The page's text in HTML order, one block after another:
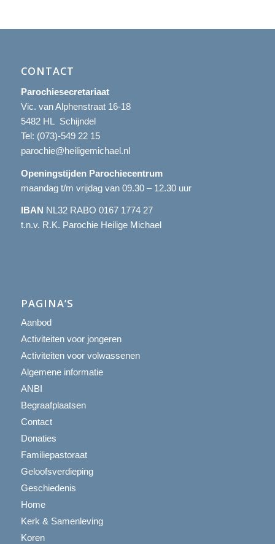
CONTACT
Parochiesecretariaat
Vic. van Alphenstraat 16-18
5482 HL Schijndel
Tel: (073)-549 22 15
parochie@heiligemichael.nl
Openingstijden Parochiecentrum
maandag t/m vrijdag van 09.30 – 12.30 uur
IBAN NL32 RABO 0167 1774 27
t.n.v. R.K. Parochie Heilige Michael
PAGINA’S
Aanbod
Activiteiten voor jongeren
Activiteiten voor volwassenen
Algemene informatie
ANBI
Begraafplaatsen
Contact
Donaties
Familiepastoraat
Geloofsverdieping
Geschiedenis
Home
Kerk & Samenleving
Koren